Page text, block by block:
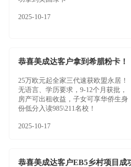
2025-10-17
恭喜美成达客户拿到希腊粉卡！
25万欧元起全家三代速获欧盟永居！
无语言、学历要求，9-12个月获批，
房产可出租收益，子女可享华侨生身
份低分入读985\211名校！
2025-10-17
恭喜美成达客户EB5乡村项目成